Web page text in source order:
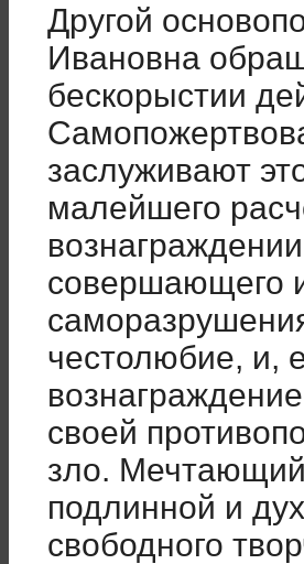
Другой
Ивановна
бескорыстии
заслуживают
малейшего
совершающего
честолюбие, и,
своей
зло.
подлинной и
свободного